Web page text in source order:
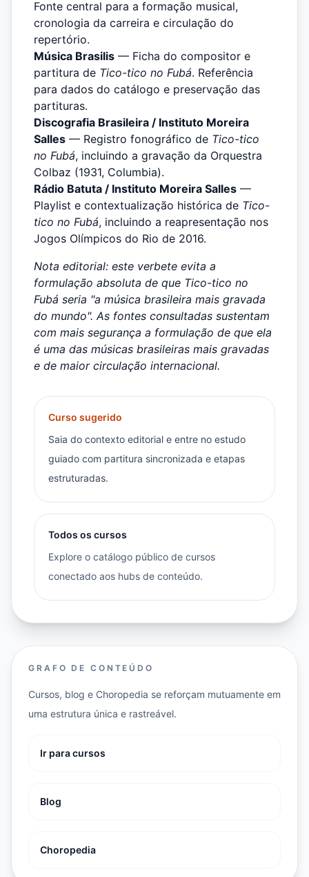
Fonte central para a formação musical,
cronologia da carreira e circulação do
repertório.
Música Brasilis — Ficha do compositor e
partitura de Tico-tico no Fubá. Referência
para dados do catálogo e preservação das
partituras.
Discografia Brasileira / Instituto Moreira
Salles — Registro fonográfico de Tico-tico
no Fubá, incluindo a gravação da Orquestra
Colbaz (1931, Columbia).
Rádio Batuta / Instituto Moreira Salles —
Playlist e contextualização histórica de Tico-
tico no Fubá, incluindo a reapresentação nos
Jogos Olímpicos do Rio de 2016.
Nota editorial: este verbete evita a
formulação absoluta de que Tico-tico no
Fubá seria "a música brasileira mais gravada
do mundo". As fontes consultadas sustentam
com mais segurança a formulação de que ela
é uma das músicas brasileiras mais gravadas
e de maior circulação internacional.
Curso sugerido
Saia do contexto editorial e entre no estudo
guiado com partitura sincronizada e etapas
estruturadas.
Todos os cursos
Explore o catálogo público de cursos
conectado aos hubs de conteúdo.
GRAFO DE CONTEÚDO
Cursos, blog e Choropedia se reforçam mutuamente em
uma estrutura única e rastreável.
Ir para cursos
Blog
Choropedia